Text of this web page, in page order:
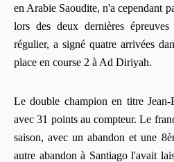
en Arabie Saoudite, n'a cependant
lors des deux dernières
régulier, a signé quatre arrivées
place en course 2 à Ad Diriyah.
Le double champion en titre
avec 31 points au compteur. Le
saison, avec un abandon et une
autre abandon à Santiago l'avait